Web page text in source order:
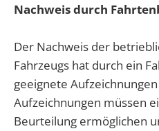
Nachweis durch
Der Nachweis der
Fahrzeugs hat durch ein
geeignete
Aufzeichnungen müssen
Beurteilung ermöglichen